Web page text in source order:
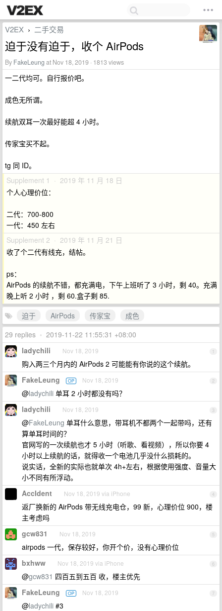
V2EX › 二手交易
迫于没有迫于，收个 AirPods
By FakeLeung at Nov 18, 2019 · 1813 views
一二代均可。自行报价吧。
成色无所谓。
续航双耳一次最好能超 4 小时。
传家宝买不起。
tg 同 ID。
Supplement 1 · 2019 年 11 月 18 日
个人心理价位：
二代：700-800
一代：450 左右
Supplement 2 · 2019 年 11 月 21 日
收了个二代有线充，结帖。
ps：
AirPods 的续航不错，都充满电，下午上班听了 3 小时，剩 40。充满
晚上听 2 小时 ，剩 60.盒子剩 85.
迫于
AirPods 传家宝
成色
29 replies • 2019-11-22 11:55:31 +08:00
1
ladychili Nov 18, 2019
购入两三个月内的 AirPods 2 可能能有你说的这个续航。
2
FakeLeung OP Nov 18, 2019
@ladychili 单耳 2 小时都没有吗？
3
ladychili Nov 18, 2019
@FakeLeung 单耳什么意思，带耳机不都两个一起带吗，还有
算单耳时间的？
官网写的一次续航也才 5 小时（听歌、看视频），所以你要 4
小时以上续航的话，就得收一个电池几乎没什么损耗的。
说实话，全新的实际也就单次 4h+左右，根据使用强度、音量大
小不同有所浮动。
4
AccIdent Nov 18, 2019 via iPhone
返厂换新的 AirPods 带无线充电仓，99 新，心理价位 900，楼
主考虑吗
5
gcw831 Nov 18, 2019
airpods 一代，保存较好，你开个价，没有心理价位
6
bxhww Nov 18, 2019 via iPhone
@gcw831 四百五到五百 收，楼主优先
7
FakeLeung OP Nov 18, 2019
@ladychili #3